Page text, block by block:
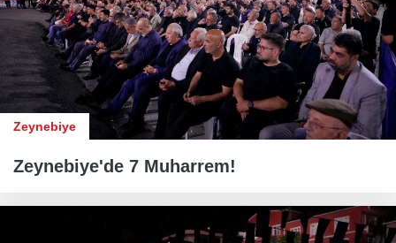
Zeynebiye
Zeynebiye'de 7 Muharrem!